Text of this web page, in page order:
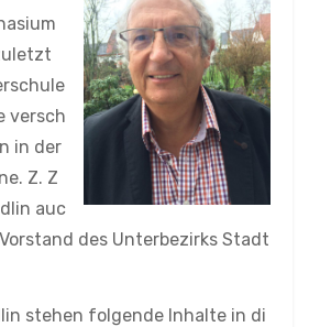
versch
in der
Z. Z
auc
des Unterbezirks Stadt
stehen folgende Inhalte in di